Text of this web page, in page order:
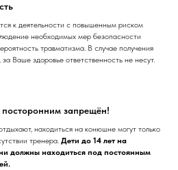
к деятельности с повышенным риском
необходимых мер безопасности
травматизма. В случае получения
Ваше здоровье ответственность не несут.
запрещён!
находиться на конюшне могут только
тренера. Дети до 14 лет на
должны находиться под постоянным